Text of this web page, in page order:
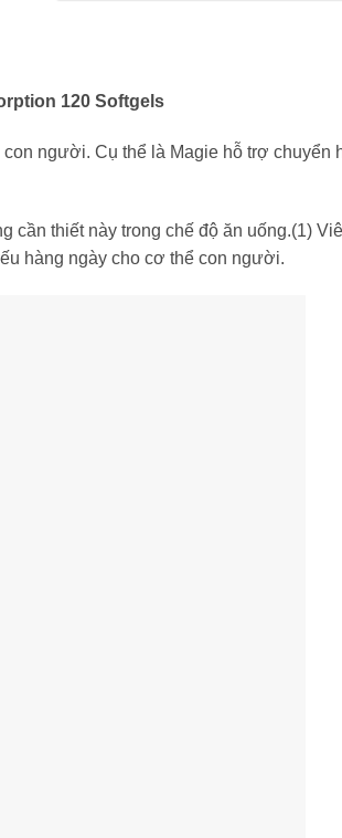
120 Softgels
người. Cụ thể là Magie hỗ trợ
thiết này trong chế độ ăn uống.(1)
hàng ngày cho cơ thể con người.